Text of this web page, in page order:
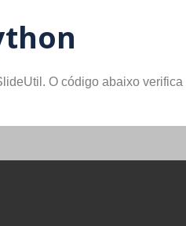
O código abaixo verifica